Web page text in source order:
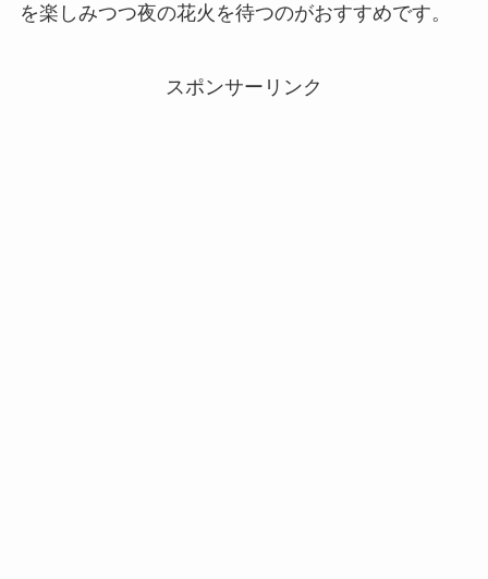
を楽しみつつ夜の花火を待つのがおすすめです。
スポンサーリンク